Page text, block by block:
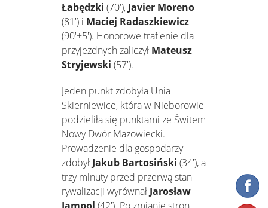
Łabędzki (70'), Javier Moreno
(81') i Maciej Radaszkiewicz
(90'+5'). Honorowe trafienie dla
przyjezdnych zaliczył Mateusz
Stryjewski (57').
Jeden punkt zdobyła Unia
Skierniewice, która w Nieborowie
podzieliła się punktami ze Świtem
Nowy Dwór Mazowiecki.
Prowadzenie dla gospodarzy
zdobył Jakub Bartosiński (34'), a
trzy minuty przed przerwą stan
rywalizacji wyrównał Jarosław